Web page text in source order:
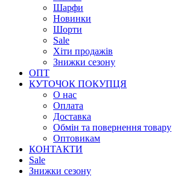
Шарфи
Новинки
Шорти
Sale
Хіти продажів
Знижки сезону
ОПТ
КУТОЧОК ПОКУПЦЯ
О нас
Оплата
Доставка
Обмін та повернення товару
Оптовикам
КОНТАКТИ
Sale
Знижки сезону